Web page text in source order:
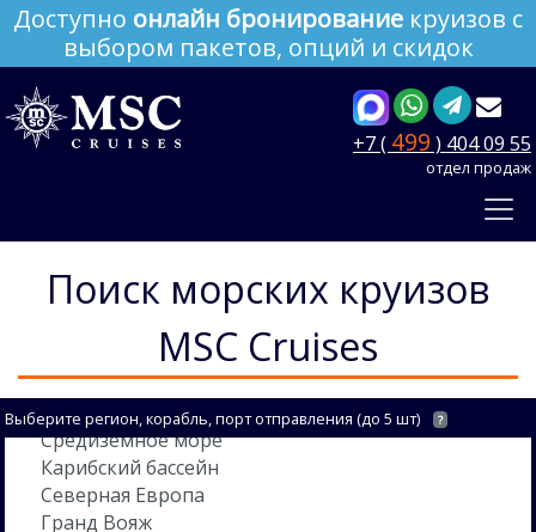
Доступно онлайн бронирование круизов с
выбором пакетов, опций и скидок
+7 ( 499 ) 404 09 55
отдел продаж
Поиск морских круизов
MSC Cruises
Выберите регион, корабль, порт отправления (до 5 шт) ?